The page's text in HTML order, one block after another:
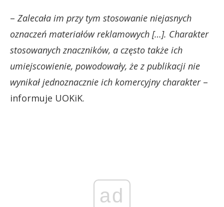
– Zalecała im przy tym stosowanie niejasnych
oznaczeń materiałów reklamowych […]. Charakter
stosowanych znaczników, a często także ich
umiejscowienie, powodowały, że z publikacji nie
wynikał jednoznacznie ich komercyjny charakter–
informuje UOKiK.
ad